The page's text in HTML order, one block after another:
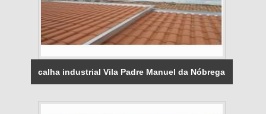
calha industrial Vila Padre Manuel da Nóbrega